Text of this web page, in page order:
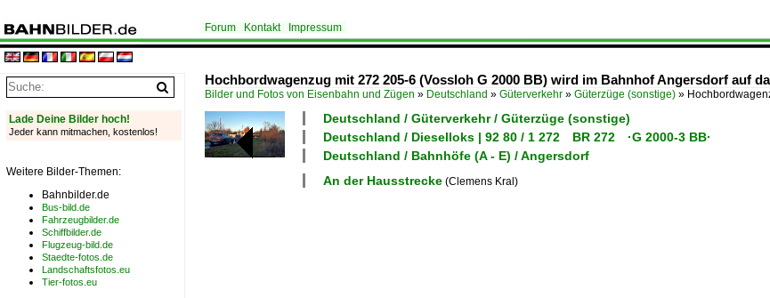
Forum Kontakt Impressum
Hochbordwagenzug mit 272 205-6 (Vossloh G 2000 BB) wird im Bahnhof Angersdorf auf
Bilder und Fotos von Eisenbahn und Zügen » Deutschland » Güterverkehr » Güterzüge (sonstige) »
Deutschland / Güterverkehr / Güterzüge (sonstige)
Deutschland / Dieselloks | 92 80 / 1 272 BR 272 ·G 2000-3 BB·
Deutschland / Bahnhöfe (A - E) / Angersdorf
An der Hausstrecke (Clemens Kral)
Lade Deine Bilder hoch!
Jeder kann mitmachen, kostenlos!
Weitere Bilder-Themen:
Bahnbilder.de
Bus-bild.de
Fahrzeugbilder.de
Schiffbilder.de
Flugzeug-bild.de
Staedte-fotos.de
Landschaftsfotos.eu
Tier-fotos.eu